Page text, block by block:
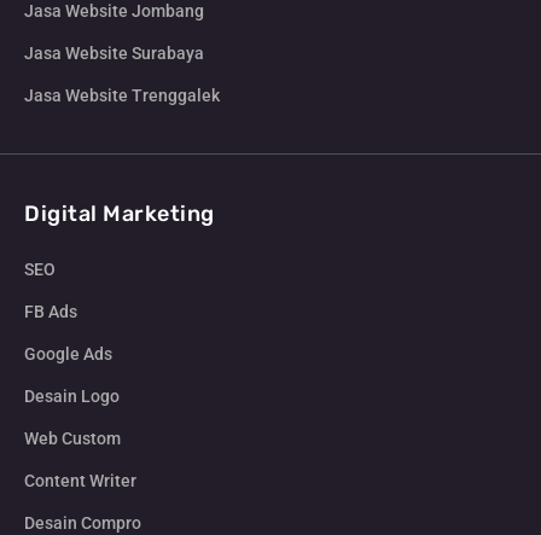
Jasa Website Jombang
Jasa Website Surabaya
Jasa Website Trenggalek
Digital Marketing
SEO
FB Ads
Google Ads
Desain Logo
Web Custom
Content Writer
Desain Compro